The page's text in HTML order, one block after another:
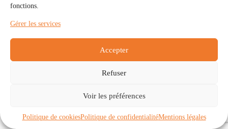
fonctions.
Gérer les services
Accepter
Refuser
Voir les préférences
Politique de cookiesPolitique de confidentialitéMentions légales
Communautés
À propos
Politique de cookies (UE)